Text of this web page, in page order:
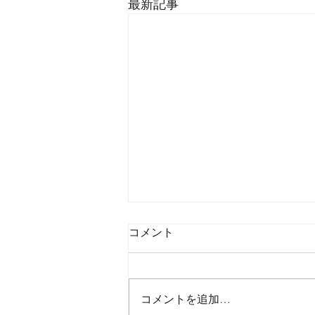
最新記事
コメント
コメントを追加…